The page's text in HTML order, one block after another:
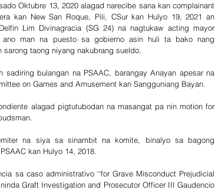
Oktubre 13, 2020 alagad narecibe sana kan complainant
kan New San Roque, Pili, CSur kan Hulyo 19, 2021 an
Lim Divinagracia (SG 24) na nagtukaw acting mayor
ano man na puesto sa gobierno asin huli ta bako nang
taong niyang nakubrang sueldo.
bulangan na PSAAC, barangay Anayan apesar na
on Games and Amusement kan Sangguniang Bayan.
alagad pigtutubodan na masangat pa nin motion for
na siya sa sinambit na komite, binalyo sa bagong
kan Hulyo 14, 2018.
sa caso administrativo ‘‘for Grave Misconduct Prejudicial
Graft Investigation and Prosecutor Officer III Gaudencio